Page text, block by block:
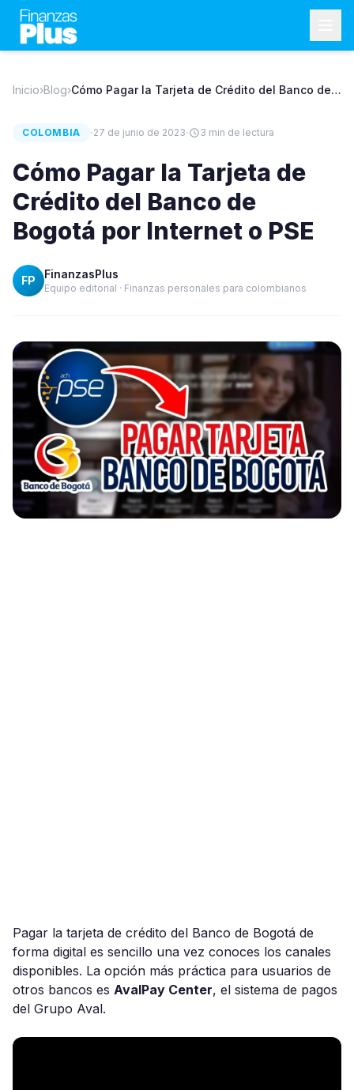
Inicio›Blog›Cómo Pagar la Tarjeta de Crédito del Banco de
COLOMBIA ·27 de junio de 2023· 3 min de lectura
Cómo Pagar la Tarjeta de
Crédito del Banco de
Bogotá por Internet o PSE
FP FinanzasPlus
Equipo editorial · Finanzas personales para colombianos
Pagar la tarjeta de crédito del Banco de Bogotá de
forma digital es sencillo una vez conoces los canales
disponibles. La opción más práctica para usuarios de
otros bancos es AvalPay Center, el sistema de pagos
del Grupo Aval.